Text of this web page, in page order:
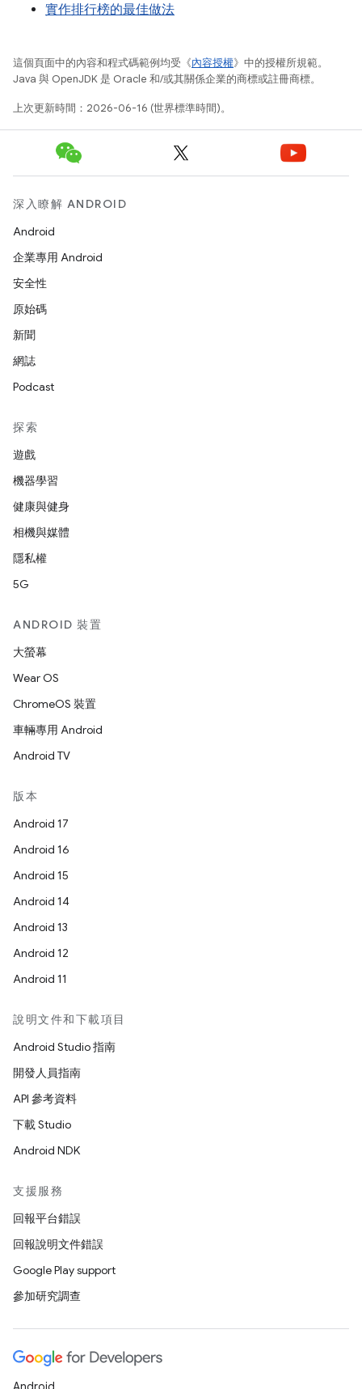
實作排行榜的最佳做法
這個頁面中的內容和程式碼範例均受《內容授權》中的授權所規範。
Java 與 OpenJDK 是 Oracle 和/或其關係企業的商標或註冊商標。
上次更新時間：2026-06-16 (世界標準時間)。
深入瞭解 ANDROID
Android
企業專用 Android
安全性
原始碼
新聞
網誌
Podcast
探索
遊戲
機器學習
健康與健身
相機與媒體
隱私權
5G
ANDROID 裝置
大螢幕
Wear OS
ChromeOS 裝置
車輛專用 Android
Android TV
版本
Android 17
Android 16
Android 15
Android 14
Android 13
Android 12
Android 11
說明文件和下載項目
Android Studio 指南
開發人員指南
API 參考資料
下載 Studio
Android NDK
支援服務
回報平台錯誤
回報說明文件錯誤
Google Play support
參加研究調查